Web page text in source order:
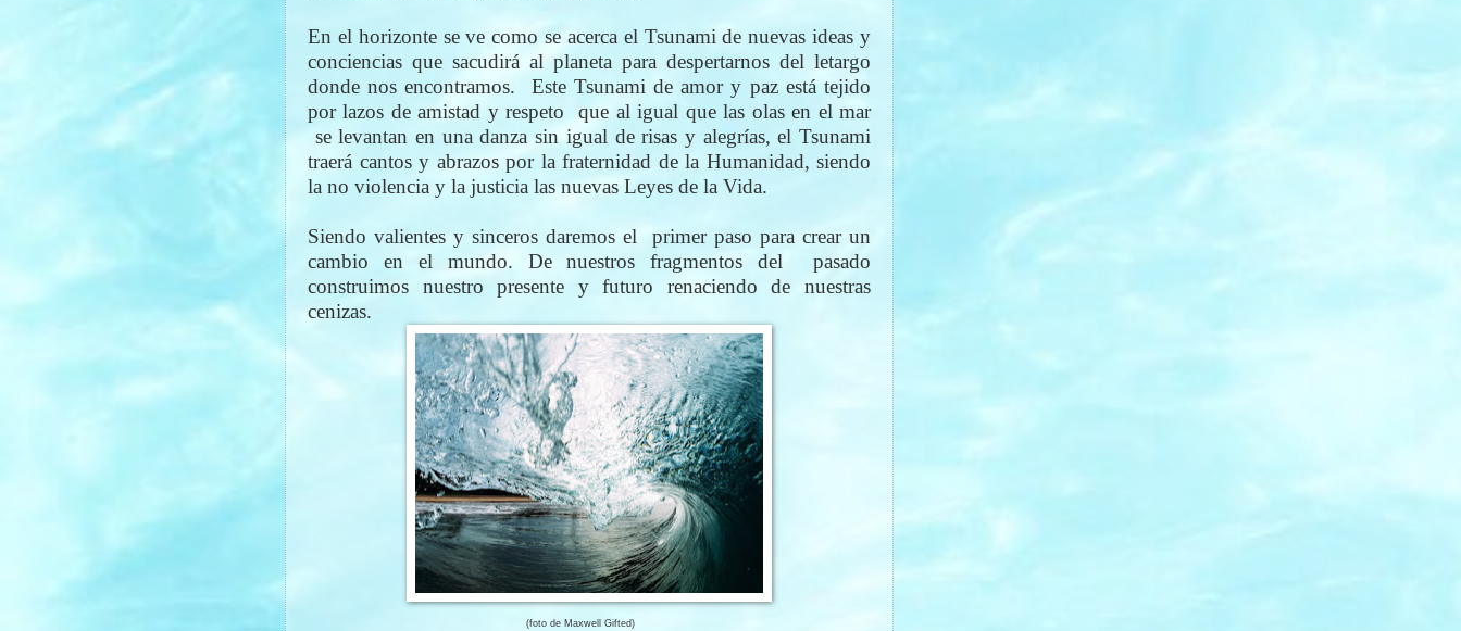
En el horizonte se ve como se acerca el Tsunami de nuevas ideas y
conciencias que sacudirá al planeta para despertarnos del letargo
donde nos encontramos.
Este Tsunami de amor y paz está tejido
por lazos de amistad y respeto
que al igual que las olas en el mar
se levantan en una danza sin igual de risas y alegrías, el Tsunami
traerá cantos y abrazos por la fraternidad de la Humanidad, siendo
la no violencia y la justicia las nuevas Leyes de la Vida.
Siendo valientes y sinceros daremos el
primer paso para crear un
cambio en el mundo. De nuestros fragmentos del
pasado
construimos nuestro presente y futuro renaciendo de nuestras
cenizas.
(foto de Maxwell Gifted)